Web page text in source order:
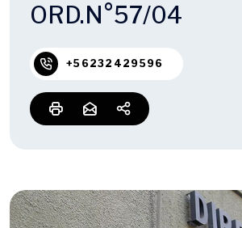
ORD.N°57/04
+56232429596